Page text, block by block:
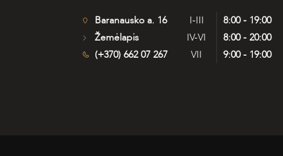
Baranausko a. 16
Žemėlapis
(+370) 662 07 267
I-III
8:00 - 19:00
IV-VI
8:00 - 20:00
VII
9:00 - 19:00